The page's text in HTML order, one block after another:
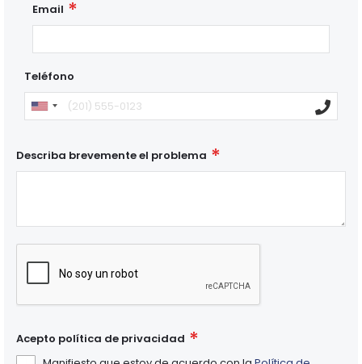
Email
Teléfono
Describa brevemente el problema
Acepto política de privacidad